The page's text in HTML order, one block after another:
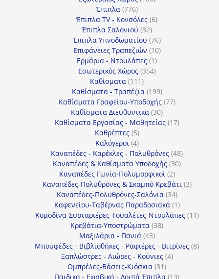
Έπιπλα 776776
προϊόντα
Έπιπλα TV - Κονσόλες 66
Έπιπλα Σαλονιού 3232
προϊόντα
Έπιπλα Υπνοδωματίου 7676
προϊόντα
Επιφάνειες Τραπεζιών 1010
Ερμάρια - Ντουλάπες 11
προϊόν
Εσωτερικός Χώρος 354354
Καθίσματα 111111
προϊόντα
Καθίσματα - Τραπέζια 199199
προϊόντα
Καθίσματα Γραφείου-Υποδοχής 7777
Καθίσματα Διευθυντικά 3030
προϊόντα
Καθίσματα Εργασίας - Μαθητείας 1717
Καθρέπτες 55
προϊόντα
Καλόγεροι 44
προϊόντα
Καναπέδες - Καρέκλες - Πολυθρόνες 4848
προϊόντα
Καναπέδες & Καθίσματα Υποδοχής 3030
Καναπέδες Γωνία-Πολυμορφικοί 22
προϊόντα
Καναπέδες-Πολυθρόνες & Σκαμπό Κρεβάτι 33
Καναπέδες-Πολυθρόνες-Σαλόνια 3434
προϊόντα
Καφενείου-Ταβέρνας Παραδοσιακά 11
προϊόν
Κομοδίνα-Συρταριέρες-Τουαλέτες-Ντουλάπες 1111
Κρεβάτια-Υποστρώματα 3838
Μαξιλάρια - Πανιά 4343
προϊόντα
Μπουφέδες - Βιβλιοθήκες - Ραφιέρες - Βιτρίνες 88
Ξαπλώστρες - Αιώρες - Κούνιες 44
Ομπρέλες-Βάσεις-Κιόσκια 3131
προϊόντα
Παιδικά - Εφηβικά - Λοιπά Έπιπλα 1313